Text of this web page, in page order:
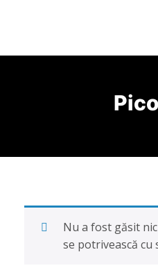
Excavatoare
Buldozere
Buldozere
Nu a fost găsit
se potrivească cu